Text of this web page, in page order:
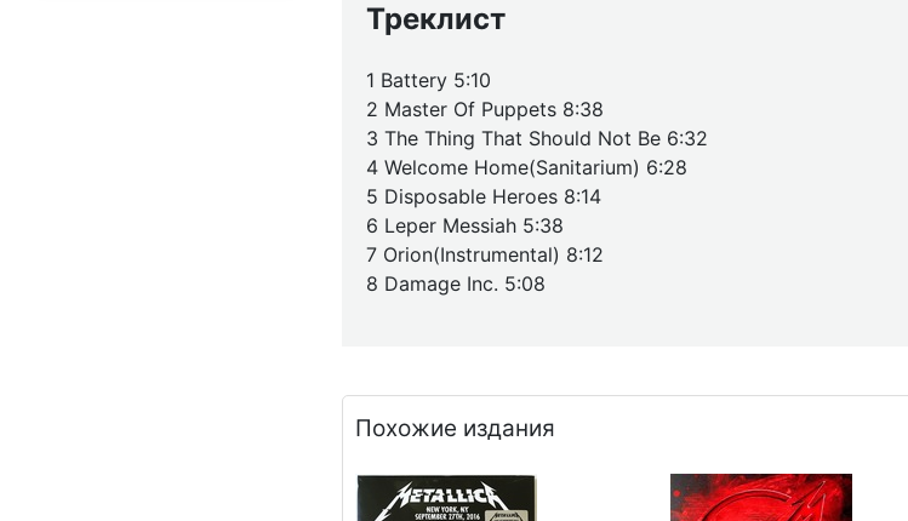
Треклист
1 Battery 5:10
2 Master Of Puppets 8:38
3 The Thing That Should Not Be 6:32
4 Welcome Home(Sanitarium) 6:28
5 Disposable Heroes 8:14
6 Leper Messiah 5:38
7 Orion(Instrumental) 8:12
8 Damage Inc. 5:08
Похожие издания